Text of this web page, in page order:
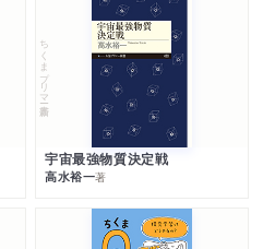
ちくまプリマー新書
宇宙最強物質決定戦
高水裕一著